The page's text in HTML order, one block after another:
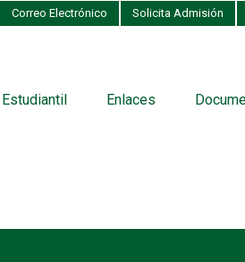
Correo Electrónico Solicita Admisión
Enlaces